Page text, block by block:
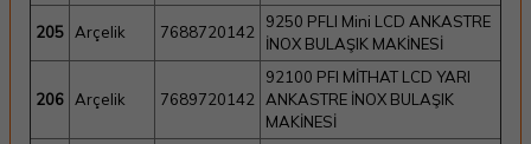
205 Arçelik 7688720142
9250 PFLI Mini LCD ANKASTRE
İNOX BULAŞIK MAKİNESİ
206 Arçelik 7689720142
92100 PFI MİTHAT LCD YARI
ANKASTRE İNOX BULAŞIK
MAKİNESİ